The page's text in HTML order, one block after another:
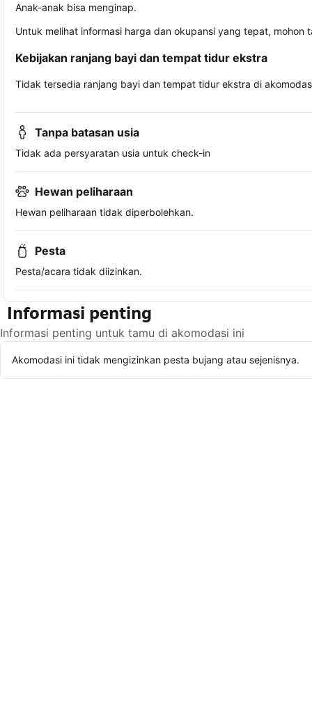
Anak-anak bisa menginap.
Untuk melihat informasi harga dan okupansi yang tepat,
Kebijakan ranjang bayi dan tempat tidur ekstra
Tidak tersedia ranjang bayi dan tempat tidur ekstra di
Tanpa batasan usia
Tidak ada persyaratan usia untuk check-in
Hewan peliharaan
Hewan peliharaan tidak diperbolehkan.
Pesta
Pesta/acara tidak diizinkan.
Informasi penting
Informasi penting untuk tamu di akomodasi ini
Akomodasi ini tidak mengizinkan pesta bujang atau sejenisnya.